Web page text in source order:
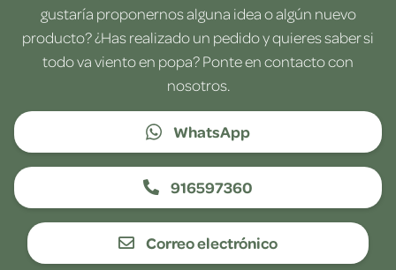
gustaría proponernos alguna idea o algún nuevo
producto? ¿Has realizado un pedido y quieres saber si
todo va viento en popa? Ponte en contacto con
nosotros.
WhatsApp
916597360
Correo electrónico